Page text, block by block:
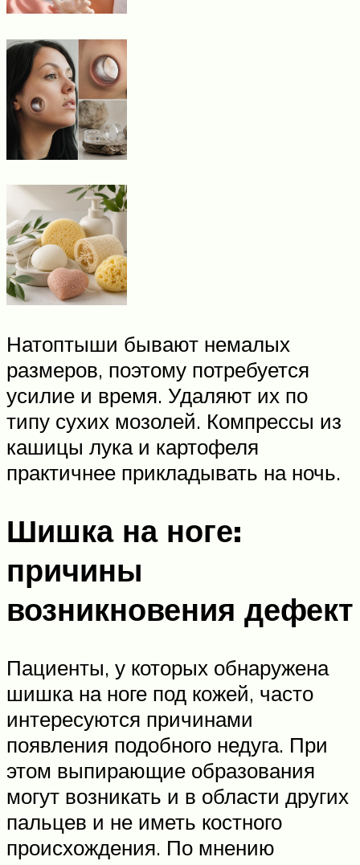
Натоптыши бывают немалых
размеров, поэтому потребуется
усилие и время. Удаляют их по
типу сухих мозолей. Компрессы из
кашицы лука и картофеля
практичнее прикладывать на ночь.
Шишка на ноге:
причины
возникновения дефект
Пациенты, у которых обнаружена
шишка на ноге под кожей, часто
интересуются причинами
появления подобного недуга. При
этом выпирающие образования
могут возникать и в области других
пальцев и не иметь костного
происхождения. По мнению